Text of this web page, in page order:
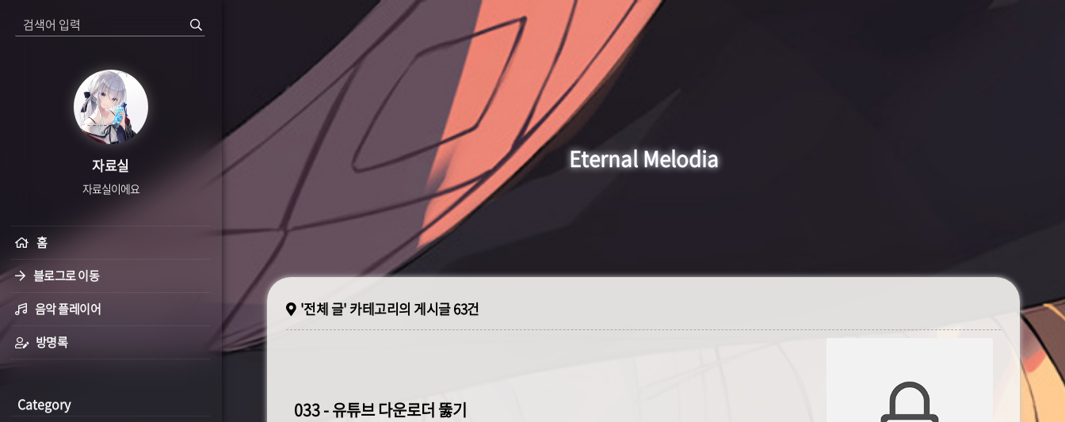
Eternal Melodia
'전체 글' 카테고리의 게시글63건
033 - 유튜브 다운로더 뚫기
자료실
자료실이에요
홈
블로그로 이동
음악 플레이어
방명록
Category